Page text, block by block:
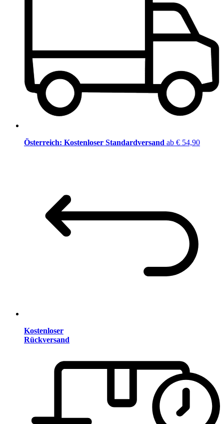
Österreich: Kostenloser Standardversand ab € 54,90
Kostenloser
Rückversand